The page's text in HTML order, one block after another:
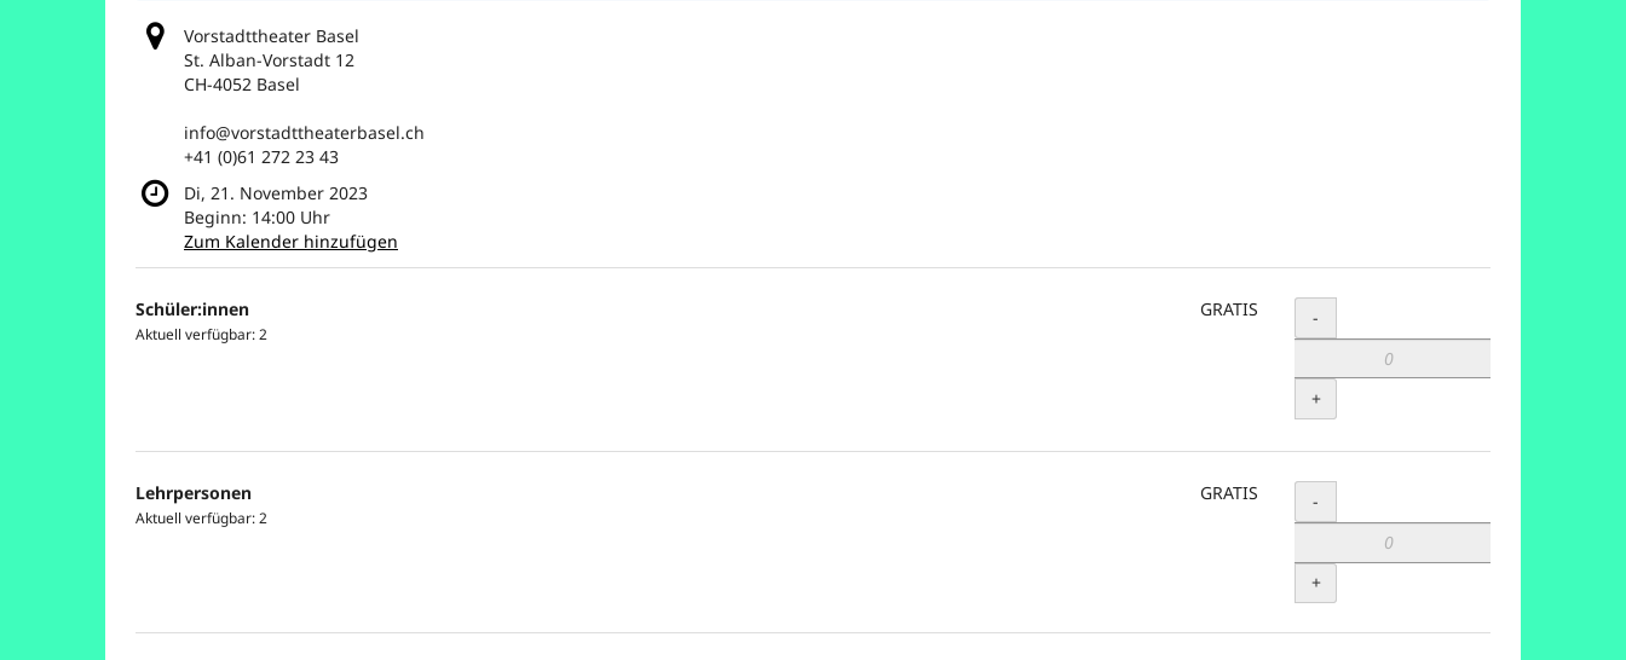
Vorstadttheater Basel
St. Alban-Vorstadt 12
CH-4052 Basel
info@vorstadttheaterbasel.ch
+41 (0)61 272 23 43
Di, 21. November 2023
Beginn: 14:00 Uhr
Zum Kalender hinzufügen
Produkte
Unkategorisierte
Schüler:innen
Aktuell verfügbar: 2
GRATIS Menge
-
+
Lehrpersonen
Aktuell verfügbar: 2
GRATIS Menge
-
+